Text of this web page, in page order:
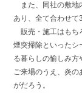
また、同社の敷地
あり、全て合わせて
販売・施工はもち
煙突掃除といったシ
る暮らしの愉しみ
ご来場のうえ、炎
がだろう。